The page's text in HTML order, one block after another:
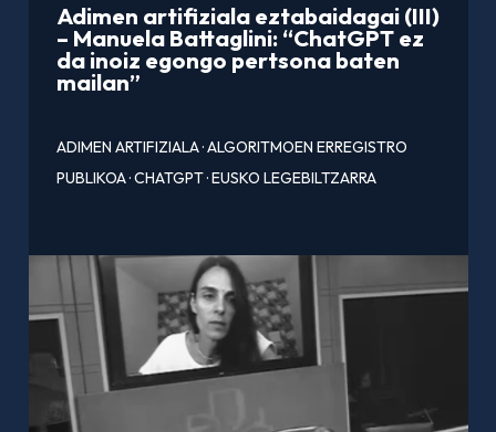
Adimen artifiziala eztabaidagai (III)
– Manuela Battaglini: “ChatGPT ez
da inoiz egongo pertsona baten
mailan”
ADIMEN ARTIFIZIALA·ALGORITMOEN ERREGISTRO
PUBLIKOA·CHATGPT·EUSKO LEGEBILTZARRA